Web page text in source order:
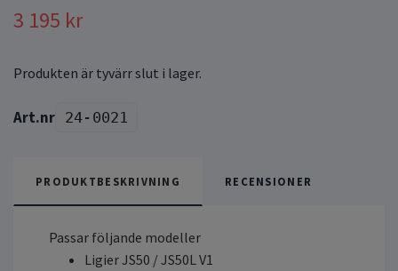
3 195 kr
Produkten är tyvärr slut i lager.
24-0021
PRODUKTBESKRIVNING RECENSIONER
Passar följande modeller
Ligier JS50 / JS50L V1